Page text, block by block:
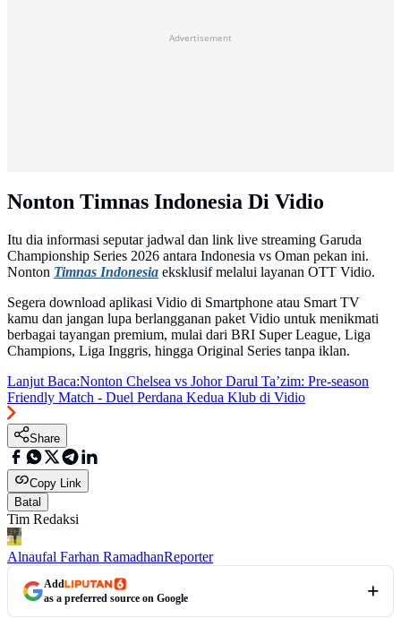
Advertisement
Nonton Timnas Indonesia Di Vidio
Itu dia informasi seputar jadwal dan link live streaming Garuda
Championship Series 2026 antara Indonesia vs Oman pekan ini.
Nonton Timnas Indonesia eksklusif melalui layanan OTT Vidio.
Segera download aplikasi Vidio di Smartphone atau Smart TV
kamu dan jangan lupa berlangganan paket Vidio untuk menikmati
berbagai tayangan premium, mulai dari BRI Super League, Liga
Champions, Liga Inggris, hingga Original Series tanpa iklan.
Lanjut Baca:Nonton Chelsea vs Johor Darul Ta’zim: Pre-season
Friendly Match - Duel Perdana Kedua Klub di Vidio
Share
Copy Link
Batal
Tim Redaksi
Alnaufal Farhan RamadhanReporter
Add
as a preferred source on Google